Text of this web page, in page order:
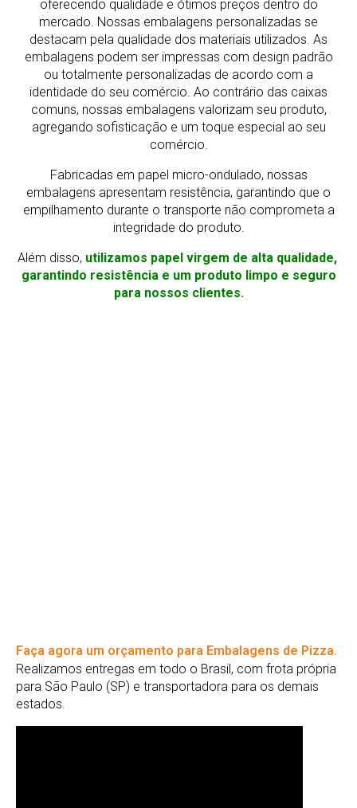
oferecendo qualidade e ótimos preços dentro do
mercado. Nossas embalagens personalizadas se
destacam pela qualidade dos materiais utilizados. As
embalagens podem ser impressas com design padrão
ou totalmente personalizadas de acordo com a
identidade do seu comércio. Ao contrário das caixas
comuns, nossas embalagens valorizam seu produto,
agregando sofisticação e um toque especial ao seu
comércio.
Fabricadas em papel micro-ondulado, nossas
embalagens apresentam resistência, garantindo que o
empilhamento durante o transporte não comprometa a
integridade do produto.
Além disso, utilizamos papel virgem de alta qualidade,
garantindo resistência e um produto limpo e seguro
para nossos clientes.
Faça agora um orçamento para Embalagens de Pizza.
Realizamos entregas em todo o Brasil, com frota própria
para São Paulo (SP) e transportadora para os demais
estados.